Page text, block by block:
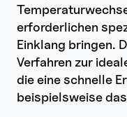
erforderlichen
Einklang bringen.
Verfahren zur
die eine schnelle
beispielsweise